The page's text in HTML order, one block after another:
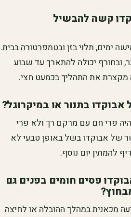
קשה להבשיל
ימים, תלוי בזן ובטמפרטורה בבית.
ובחורף יכולה להתארך עד שבוע
מקצרת את התהליך בכמעט חצי.
בתנור או במיקרוגל?
פרי חם עם מרקם רך ולא פרי
של אבוקדו בשל באופן טבעי לא
להמתין יום נוסף.
פסים חומים בפנים גם
מכאנית במהלך ההובלה או לחיצה